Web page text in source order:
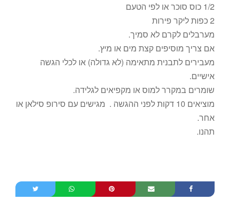
1/2 כוס סוכר או לפי הטעם
2 כפות ליקר פירות
מערבלים לקרם לא סמיך.
אם צריך מוסיפים קצת מים או מיץ.
מעבירים לתבנית מתאימה (לא גדולה) או לכלי הגשה
אישיים.
שומרים במקרר למוס או מקפיאים לגלידה.
מוציאים 10 דקות לפני ההגשה . מגישים עם סירופ סילאן או
אחר.
תהנו.